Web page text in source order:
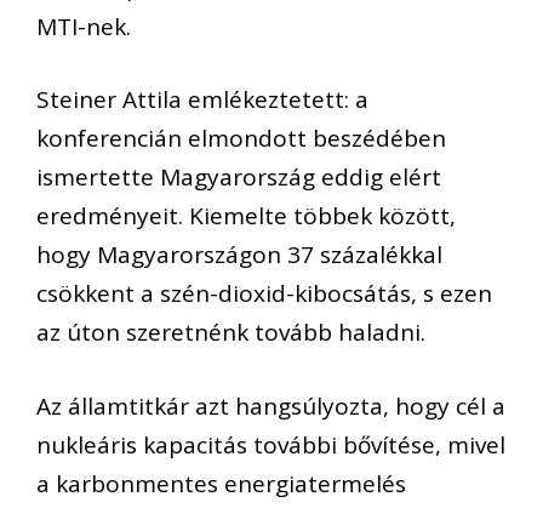
MTI-nek.
Steiner Attila emlékeztetett: a
konferencián elmondott beszédében
ismertette Magyarország eddig elért
eredményeit. Kiemelte többek között,
hogy Magyarországon 37 százalékkal
csökkent a szén-dioxid-kibocsátás, s ezen
az úton szeretnénk tovább haladni.
Az államtitkár azt hangsúlyozta, hogy cél a
nukleáris kapacitás további bővítése, mivel
a karbonmentes energiatermelés